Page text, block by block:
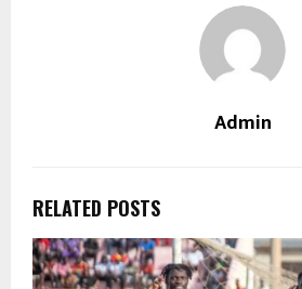
Admin
RELATED POSTS